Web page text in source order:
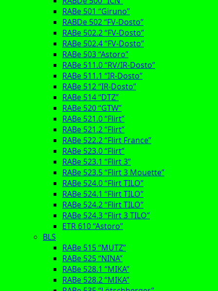
RABe 501 “Giruno”
RABDe 502 “FV-Dosto”
RABe 502.2 “FV-Dosto”
RABe 502.4 “FV-Dosto”
RABe 503 “Astoro”
RABe 511.0 “RV/IR-Dosto”
RABe 511.1 “IR-Dosto”
RABe 512 “IR-Dosto”
RABe 514 “DTZ”
RABe 520 “GTW”
RABe 521.0 “Flirt”
RABe 521.2 “Flirt”
RABe 522.2 “Flirt France”
RABe 523.0 “Flirt”
RABe 523.1 “Flirt 3”
RABe 523.5 “Flirt 3 Mouette”
RABe 524.0 “Flirt TILO”
RABe 524.1 “Flirt TILO”
RABe 524.2 “Flirt TILO”
RABe 524.3 “Flirt 3 TILO”
ETR 610 “Astoro”
BLS
RABe 515 “MUTZ”
RABe 525 “NINA”
RABe 528.1 “MIKA”
RABe 528.2 “MIKA”